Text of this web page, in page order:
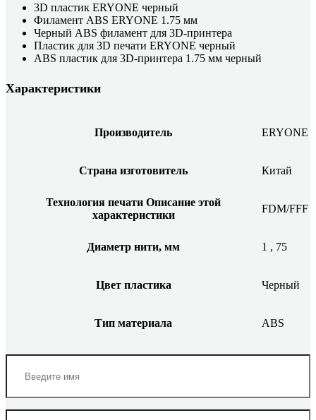
3D пластик ERYONE черный
Филамент ABS ERYONE 1.75 мм
Черный ABS филамент для 3D-принтера
Пластик для 3D печати ERYONE черный
ABS пластик для 3D-принтера 1.75 мм черный
Характеристики
Производитель ERYONE
Страна изготовитель Китай
Технология печати Описание этой
характеристики
FDM/FFF
Диаметр нити, мм 1 , 75
Цвет пластика Черный
Тип материала ABS